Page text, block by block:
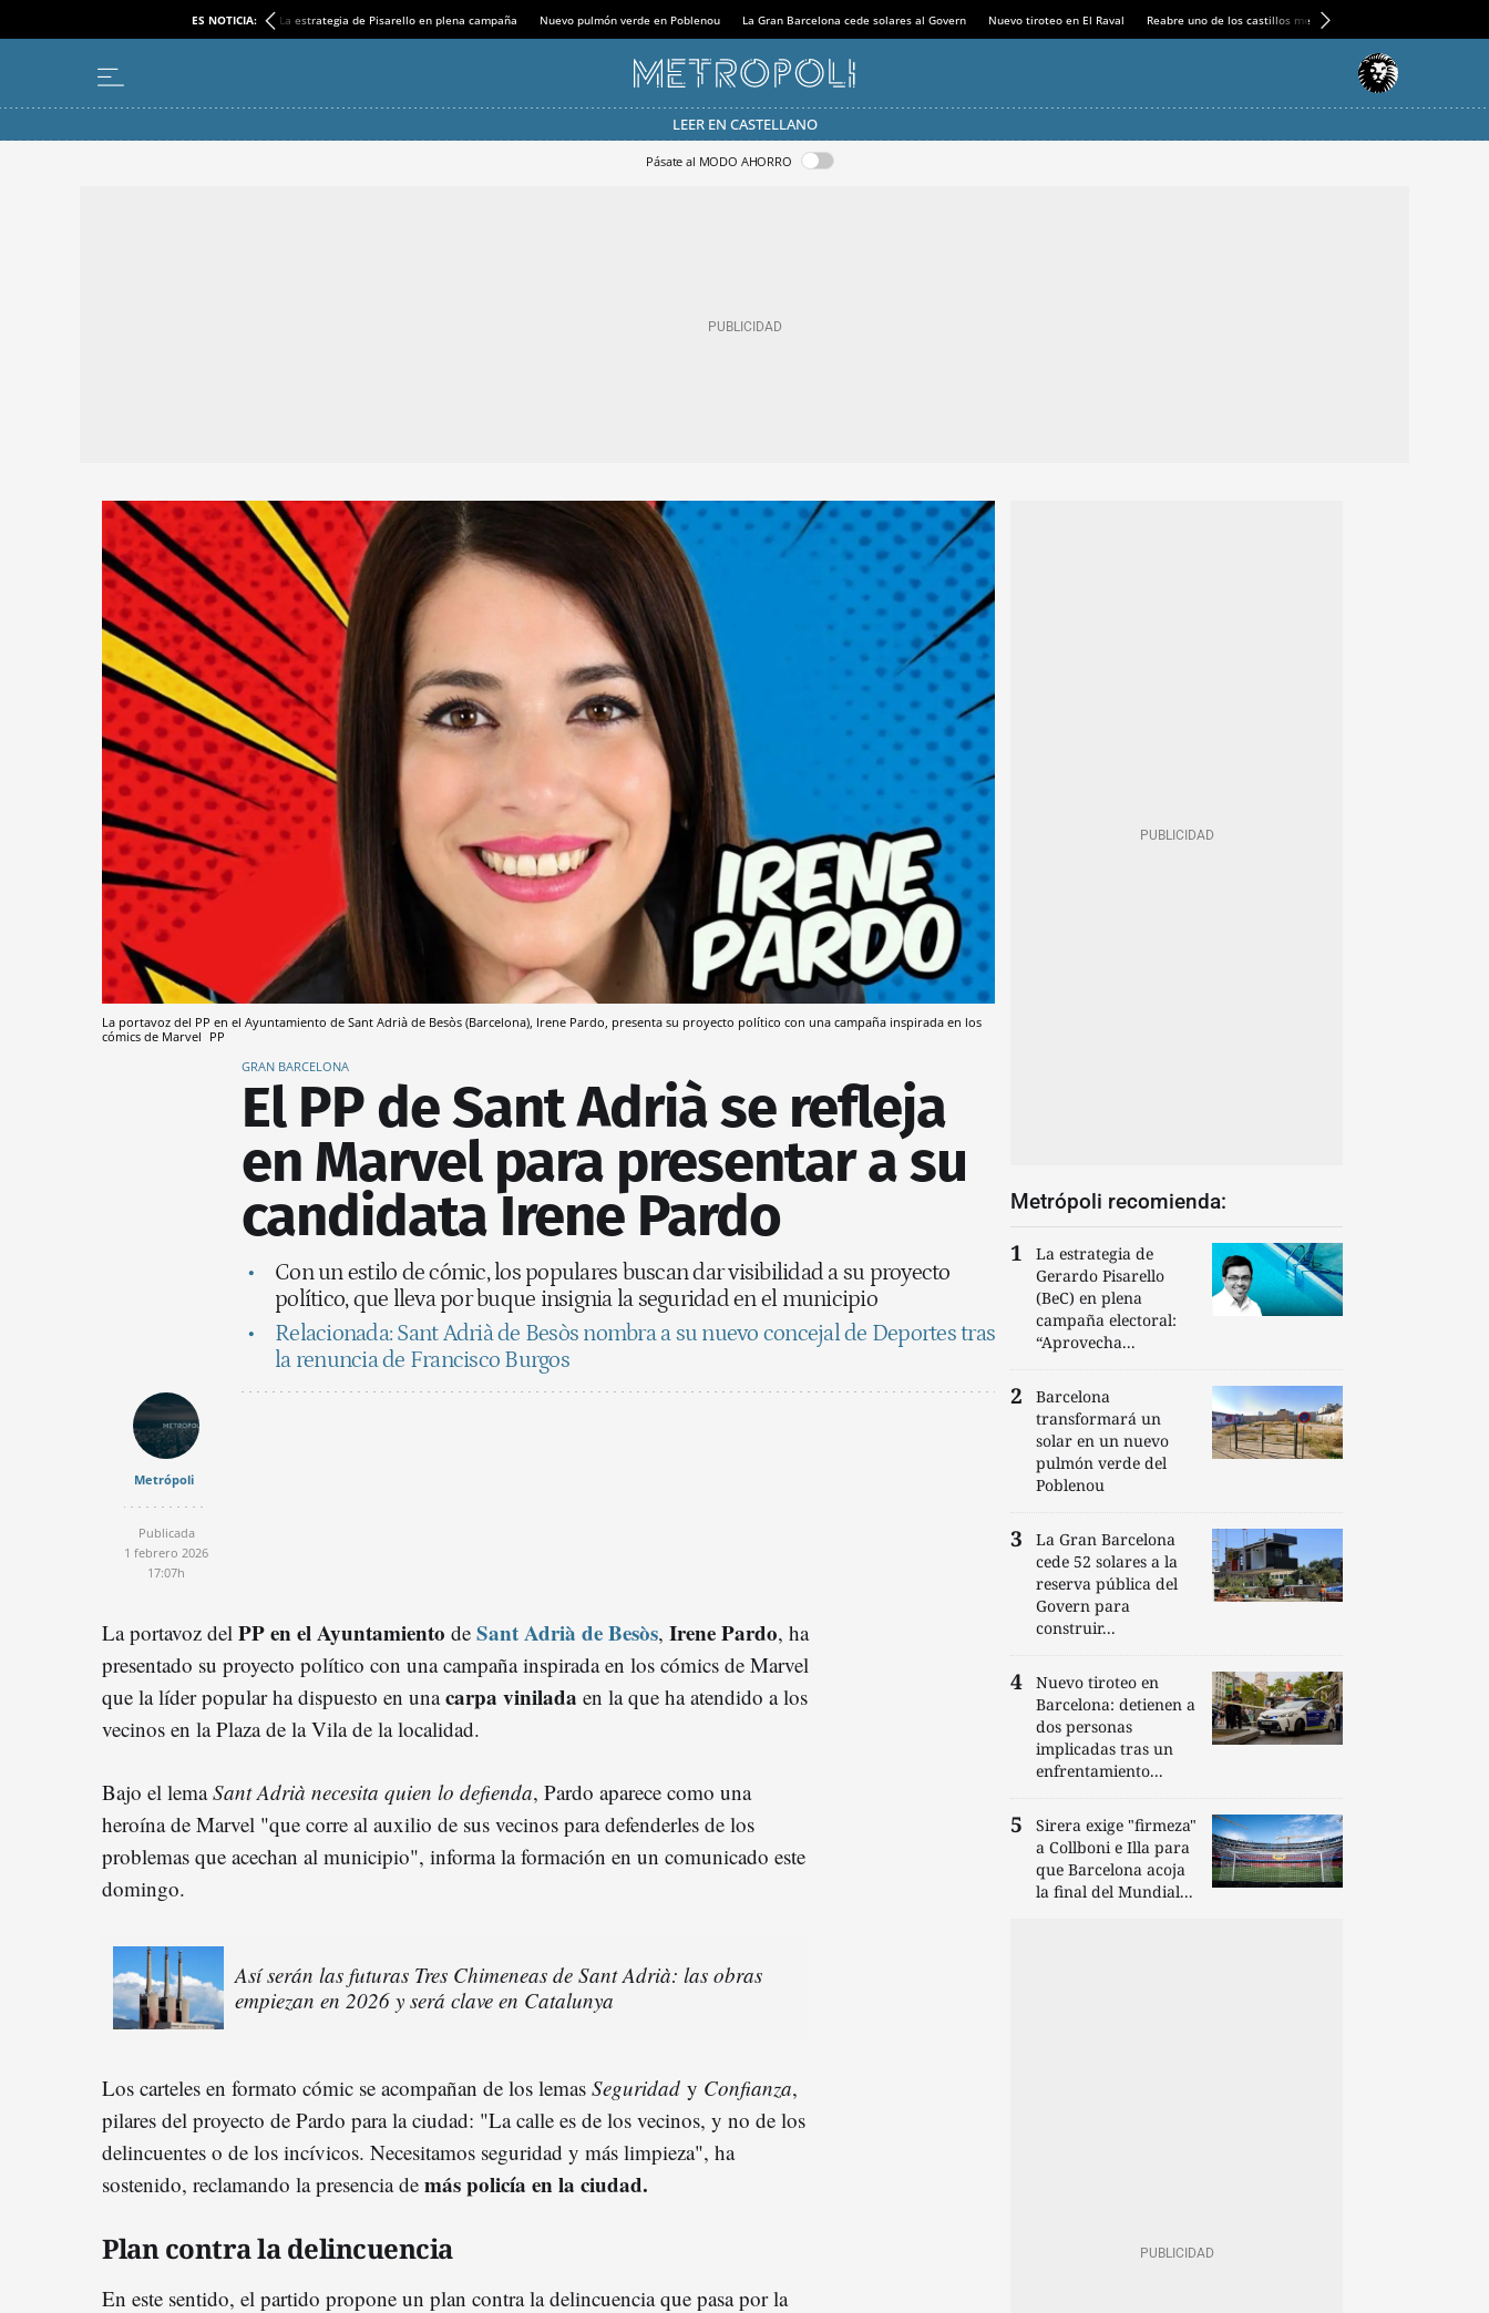
ES NOTICIA: La estrategia de Pisarello en plena campaña Nuevo pulmón verde en Poblenou La Gran Barcelona cede solares al Govern Nuevo tiroteo en El Raval Reabre uno de los castillos medievales más espectaculares
LEER EN CASTELLANO
Pásate al MODO AHORRO
La portavoz del PP en el Ayuntamiento de Sant Adrià de Besòs (Barcelona), Irene Pardo, presenta su proyecto político con una campaña inspirada en los
cómics de Marvel PP
GRAN BARCELONA
El PP de Sant Adrià se refleja
en Marvel para presentar a su
candidata Irene Pardo
Con un estilo de cómic, los populares buscan dar visibilidad a su proyecto
político, que lleva por buque insignia la seguridad en el municipio
Relacionada: Sant Adrià de Besòs nombra a su nuevo concejal de Deportes tras
la renuncia de Francisco Burgos
Metrópoli
Publicada
1 febrero 2026
17:07h
La portavoz del PP en el Ayuntamiento de Sant Adrià de Besòs, Irene Pardo, ha
presentado su proyecto político con una campaña inspirada en los cómics de Marvel
que la líder popular ha dispuesto en unacarpa vinilada en la que ha atendido a los
vecinos en la Plaza de la Vila de la localidad.
Bajo el lemaSant Adrià necesita quien lo defienda, Pardo aparece como una
heroína de Marvel "que corre al auxilio de sus vecinos para defenderles de los
problemas que acechan al municipio", informa la formación en un comunicado este
domingo.
Así serán las futuras Tres Chimeneas de Sant Adrià: las obras
empiezan en 2026 y será clave en Catalunya
Los carteles en formato cómic se acompañan de los lemas Seguridad y Confianza,
pilares del proyecto de Pardo para la ciudad: "La calle es de los vecinos, y no de los
delincuentes o de los incívicos. Necesitamos seguridad y más limpieza", ha
sostenido, reclamando la presencia de más policía en la ciudad.
Plan contra la delincuencia
En este sentido, el partido propone un plan contra la delincuencia que pasa por la
Metrópoli recomienda:
La estrategia de
Gerardo Pisarello
(BeC) en plena
campaña electoral:
“Aprovecha...
Barcelona
transformará un
solar en un nuevo
pulmón verde del
Poblenou
La Gran Barcelona
cede 52 solares a la
reserva pública del
Govern para
construir...
Nuevo tiroteo en
Barcelona: detienen a
dos personas
implicadas tras un
enfrentamiento...
Sirera exige "firmeza"
a Collboni e Illa para
que Barcelona acoja
la final del Mundial...